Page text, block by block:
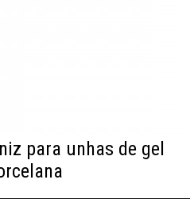
para unhas de gel